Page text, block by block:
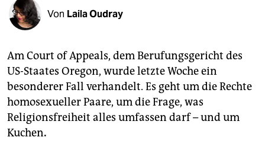
fragen & hilfe
abo
genossenschaft
epaper login
Von Laila Oudray
Am Court of Appeals, dem Berufungsgericht des
US-Staates Oregon, wurde letzte Woche ein
besonderer Fall verhandelt. Es geht um die Rechte
homosexueller Paare, um die Frage, was
Religionsfreiheit alles umfassen darf – und um
Kuchen.